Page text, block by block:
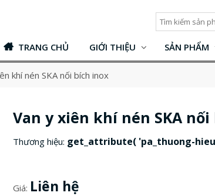
TRANG CHỦ GIỚI THIỆU SẢN PHẨM
khí nén SKA nối bích inox
Van y xiên khí nén SKA
Thương hiệu: get_attribute( 'pa_thuong-
Giá: Liên hệ